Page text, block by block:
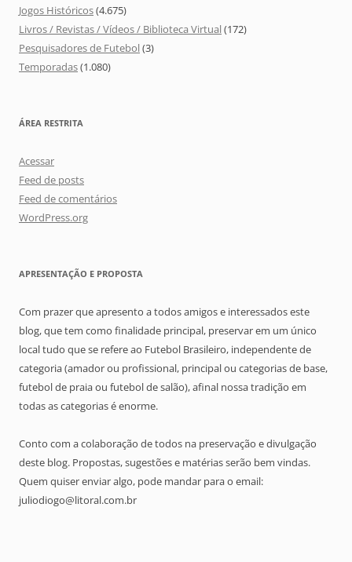
Jogos Históricos(4.675)
Livros / Revistas / Vídeos / Biblioteca Virtual(172)
Pesquisadores de Futebol(3)
Temporadas(1.080)
ÁREA RESTRITA
Acessar
Feed de posts
Feed de comentários
WordPress.org
APRESENTAÇÃO E PROPOSTA
Com prazer que apresento a todos amigos e interessados este
blog, que tem como finalidade principal, preservar em um único
local tudo que se refere ao Futebol Brasileiro, independente de
categoria (amador ou profissional, principal ou categorias de base,
futebol de praia ou futebol de salão), afinal nossa tradição em
todas as categorias é enorme.
Conto com a colaboração de todos na preservação e divulgação
deste blog. Propostas, sugestões e matérias serão bem vindas.
Quem quiser enviar algo, pode mandar para o email:
juliodiogo@litoral.com.br